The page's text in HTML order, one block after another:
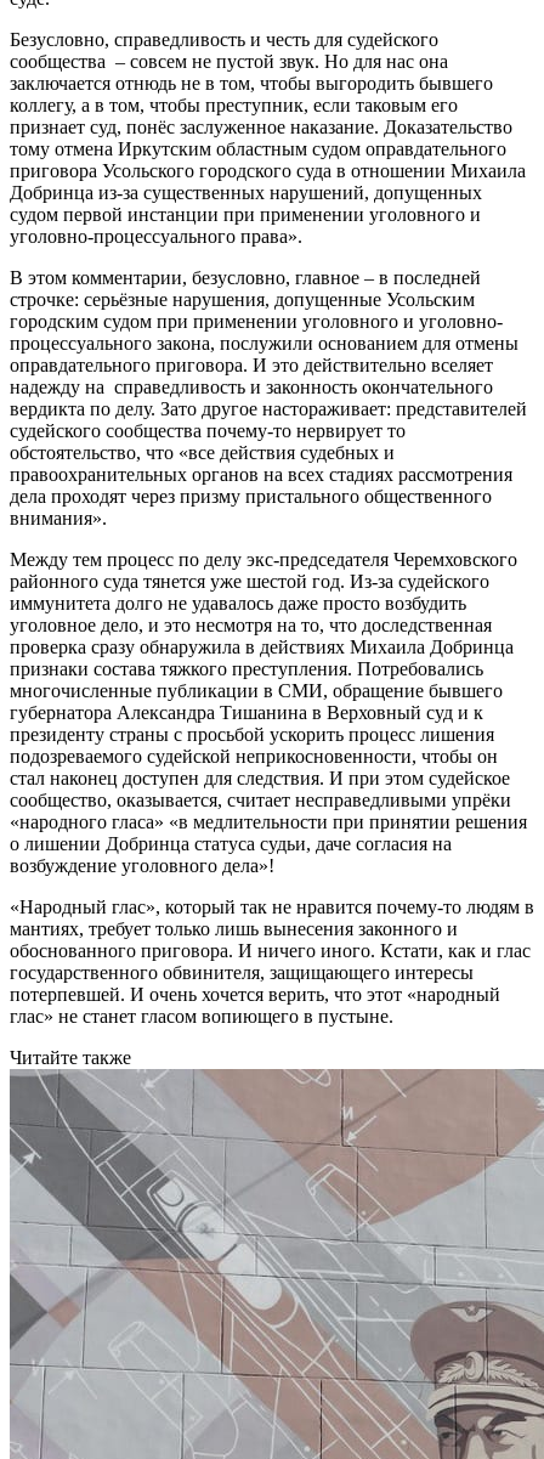
Безусловно, справедливость и честь для судейского
сообщества – совсем не пустой звук. Но для нас она
заключается отнюдь не в том, чтобы выгородить бывшего
коллегу, а в том, чтобы преступник, если таковым его
признает суд, понёс заслуженное наказание. Доказательство
тому отмена Иркутским областным судом оправдательного
приговора Усольского городского суда в отношении Михаила
Добринца из-за существенных нарушений, допущенных
судом первой инстанции при применении уголовного и
уголовно-процессуального права».
В этом комментарии, безусловно, главное – в последней
строчке: серьёзные нарушения, допущенные Усольским
городским судом при применении уголовного и уголовно-
процессуального закона, послужили основанием для отмены
оправдательного приговора. И это действительно вселяет
надежду на справедливость и законность окончательного
вердикта по делу. Зато другое настораживает: представителей
судейского сообщества почему-то нервирует то
обстоятельство, что «все действия судебных и
правоохранительных органов на всех стадиях рассмотрения
дела проходят через призму пристального общественного
внимания».
Между тем процесс по делу экс-председателя Черемховского
районного суда тянется уже шестой год. Из-за судейского
иммунитета долго не удавалось даже просто возбудить
уголовное дело, и это несмотря на то, что доследственная
проверка сразу обнаружила в действиях Михаила Добринца
признаки состава тяжкого преступления. Потребовались
многочисленные публикации в СМИ, обращение бывшего
губернатора Александра Тишанина в Верховный суд и к
президенту страны с просьбой ускорить процесс лишения
подозреваемого судейской неприкосновенности, чтобы он
стал наконец доступен для следствия. И при этом судейское
сообщество, оказывается, считает несправедливыми упрёки
«народного гласа» «в медлительности при принятии решения
о лишении Добринца статуса судьи, даче согласия на
возбуждение уголовного дела»!
«Народный глас», который так не нравится почему-то людям в
мантиях, требует только лишь вынесения законного и
обоснованного приговора. И ничего иного. Кстати, как и глас
государственного обвинителя, защищающего интересы
потерпевшей. И очень хочется верить, что этот «народный
глас» не станет гласом вопиющего в пустыне.
Читайте также